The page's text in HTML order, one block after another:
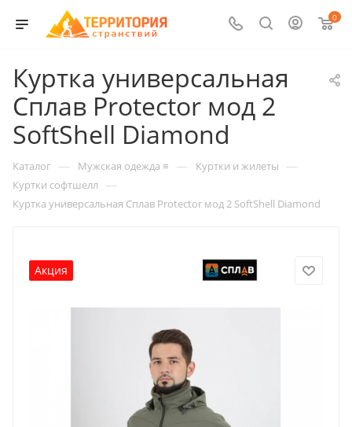
0
Куртка универсальная
Сплав Protector мод 2
SoftShell Diamond
Каталог — Мужская одежда ≡ — Куртки и жилеты —
Куртки софтшелл —
Куртка универсальная Сплав Protector мод 2 SoftShell Diamond
Акция